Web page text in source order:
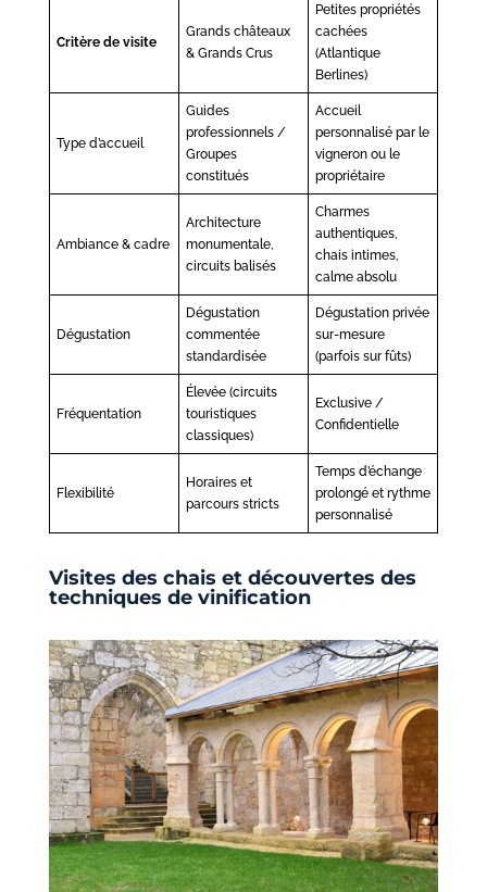
Critère de visite
Grands châteaux
& Grands Crus
Petites propriétés
cachées
(Atlantique
Berlines)
Type d’accueil
Guides
professionnels /
Groupes
constitués
Accueil
personnalisé par le
vigneron ou le
propriétaire
Ambiance & cadre
Architecture
monumentale,
circuits balisés
Charmes
authentiques,
chais intimes,
calme absolu
Dégustation
Dégustation
commentée
standardisée
Dégustation privée
sur-mesure
(parfois sur fûts)
Fréquentation
Élevée (circuits
touristiques
classiques)
Exclusive /
Confidentielle
Flexibilité
Horaires et
parcours stricts
Temps d’échange
prolongé et rythme
personnalisé
Visites des chais et découvertes des
techniques de vinification